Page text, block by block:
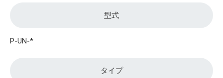
型式
P-UN-*
タイプ